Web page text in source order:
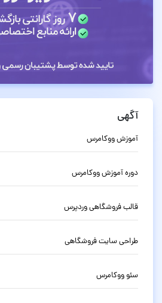
آگهی
آموزش ووکامرس
دوره آموزش ووکامرس
قالب فروشگاهی وردپرس
طراحی سایت فروشگاهی
سئو ووکامرس